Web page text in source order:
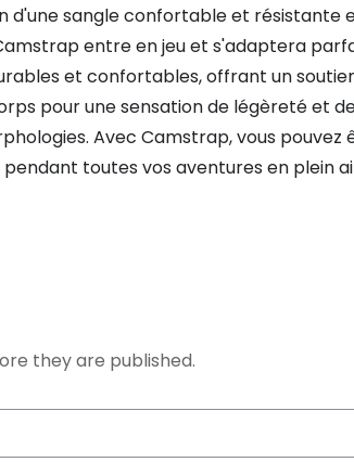
d'une sangle confortable et résistante
entre en jeu et s'adaptera
et confortables, offrant un
pour une sensation de légèreté et
Avec Camstrap, vous pouvez
toutes vos aventures en plein
they are published.